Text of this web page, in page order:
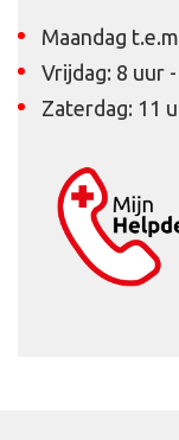
Maandag
Vrijdag: 8 uur
Zaterdag: 11